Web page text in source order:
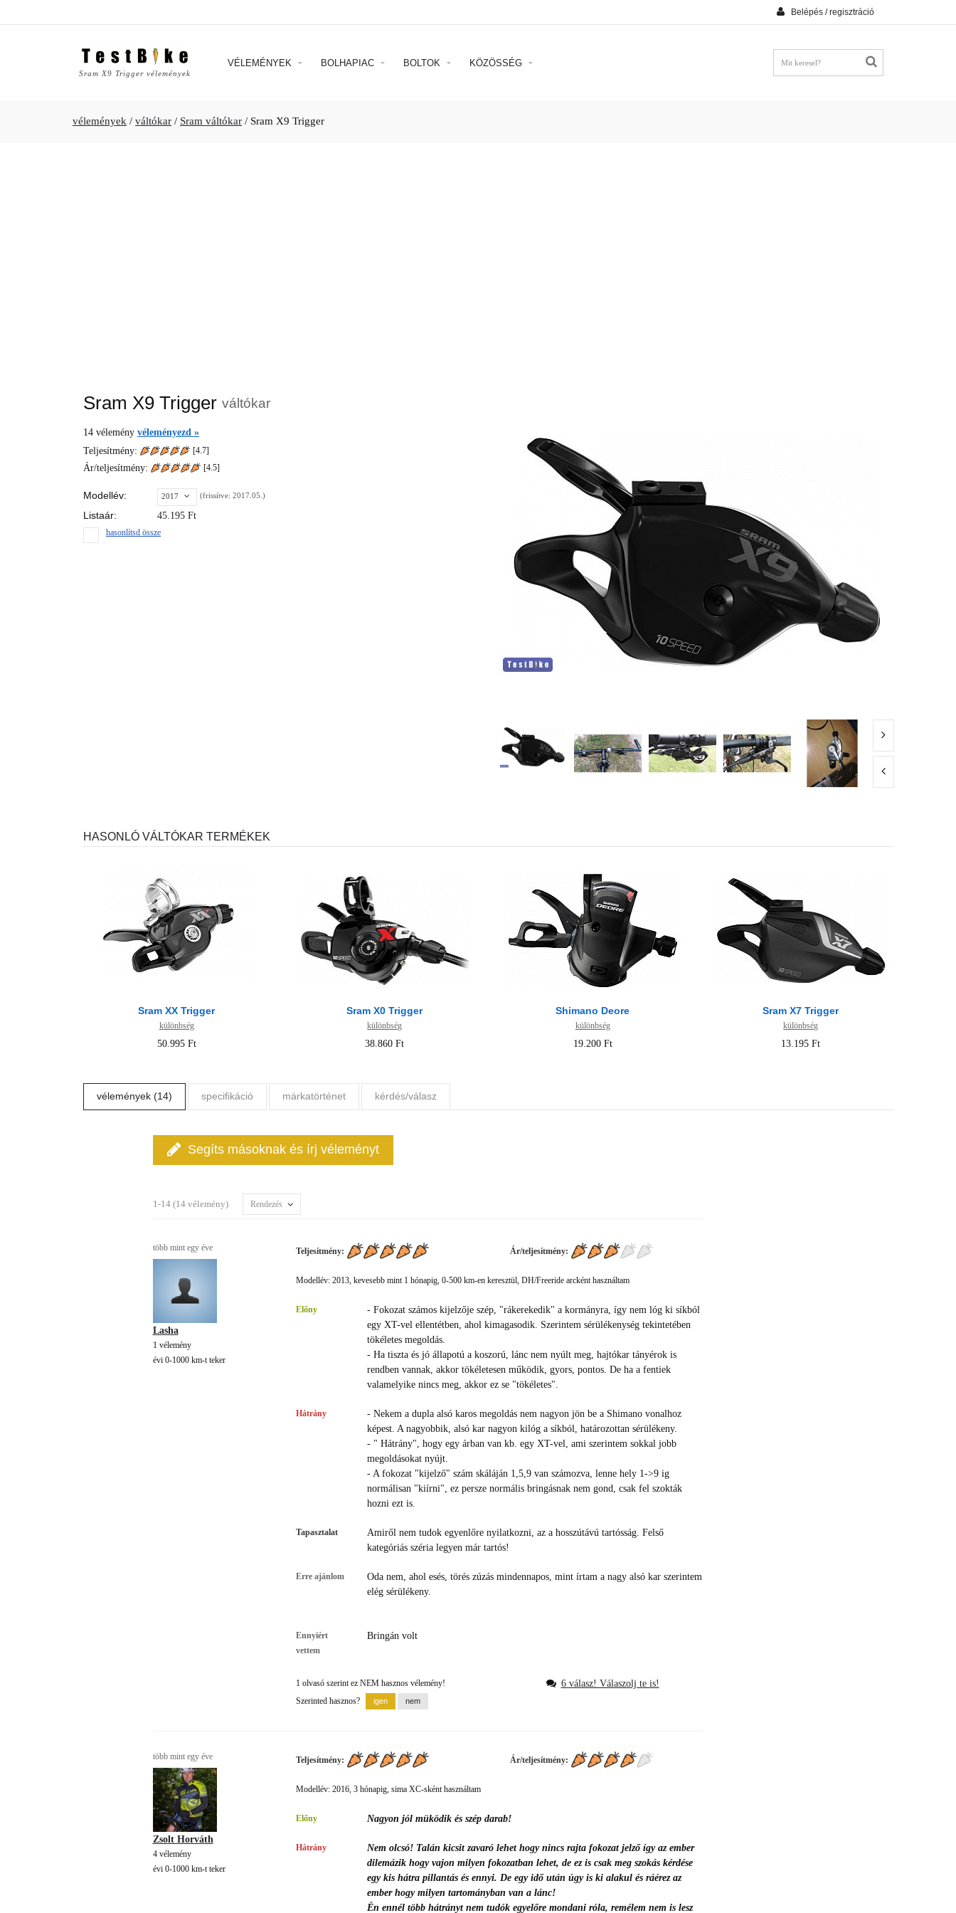
Belépés / regisztráció
Sram X9 Trigger vélemények
VÉLEMÉNYEK BOLHAPIAC BOLTOK KÖZÖSSÉG
vélemények / váltókar / Sram váltókar / Sram X9 Trigger
Sram X9 Trigger váltókar
14 vélemény véleményezd »
Teljesítmény:
[4.7]
Ár/teljesítmény: [4.5]
Modellév: 2017 (frissítve: 2017.05.)
Listaár: 45.195 Ft
hasonlítsd össze
HASONLÓ VÁLTÓKAR TERMÉKEK
Sram XX Trigger
különbség
50.995 Ft
Sram X0 Trigger
különbség
38.860 Ft
Shimano Deore
különbség
19.200 Ft
Sram X7 Trigger
különbség
13.195 Ft
vélemények (14) specifikáció márkatörténet kérdés/válasz
Segíts másoknak és írj véleményt
1-14 (14 vélemény) Rendezés
több mint egy éve
Lasha
1 vélemény
évi 0-1000 km-t teker
Teljesítmény: Ár/teljesítmény:
Modellév: 2013, kevesebb mint 1 hónapig, 0-500 km-en keresztül, DH/Freeride arcként használtam
Előny
- Fokozat számos kijelzője szép, "rákerekedik" a kormányra, így nem lóg ki síkból
egy XT-vel ellentétben, ahol kimagasodik. Szerintem sérülékenység tekintetében
tökéletes megoldás.
- Ha tiszta és jó állapotú a koszorú, lánc nem nyúlt meg, hajtókar tányérok is
rendben vannak, akkor tökéletesen működik, gyors, pontos. De ha a fentiek
valamelyike nincs meg, akkor ez se "tökéletes".
Hátrány
- Nekem a dupla alsó karos megoldás nem nagyon jön be a Shimano vonalhoz
képest. A nagyobbik, alsó kar nagyon kilóg a síkból, határozottan sérülékeny.
- " Hátrány", hogy egy árban van kb. egy XT-vel, ami szerintem sokkal jobb
megoldásokat nyújt.
- A fokozat "kijelző" szám skáláján 1,5,9 van számozva, lenne hely 1->9 ig
normálisan "kiírni", ez persze normális bringásnak nem gond, csak fel szokták
hozni ezt is.
Tapasztalat
Amiről nem tudok egyenlőre nyilatkozni, az a hosszútávú tartósság. Felső
kategóriás széria legyen már tartós!
Erre ajánlom
Oda nem, ahol esés, törés zúzás mindennapos, mint írtam a nagy alsó kar szerintem
elég sérülékeny.
Ennyiért
vettem
Bringán volt
1 olvasó szerint ez NEM hasznos vélemény!
Szerinted hasznos?
6 válasz! Válaszolj te is!
több mint egy éve
Zsolt Horváth
4 vélemény
évi 0-1000 km-t teker
Teljesítmény: Ár/teljesítmény:
Modellév: 2016, 3 hónapig, sima XC-sként használtam
Előny Nagyon jól müködik és szép darab!
Hátrány
Nem olcsó! Talán kicsit zavaró lehet hogy nincs rajta fokozat jelző így az ember
dilemázik hogy vajon milyen fokozatban lehet, de ez is csak meg szokás kérdése
egy kis hátra pillantás és ennyi. De egy idő után úgy is ki alakul és ráérez az
ember hogy milyen tartományban van a lánc!
Én ennél több hátrányt nem tudók egyelőre mondani róla, remélem nem is lesz